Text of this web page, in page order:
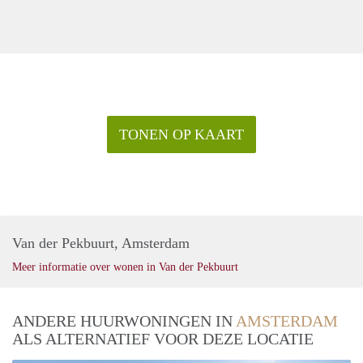
TONEN OP KAART
Van der Pekbuurt, Amsterdam
Meer informatie over wonen in Van der Pekbuurt
ANDERE HUURWONINGEN IN AMSTERDAM
ALS ALTERNATIEF VOOR DEZE LOCATIE